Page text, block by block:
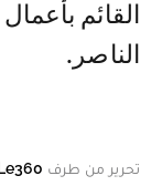
القائم
الناصر.
تحرير من طرف Le360 مع و.م.ع